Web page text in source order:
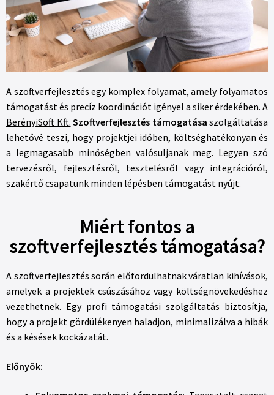
A szoftverfejlesztés egy komplex folyamat, amely folyamatos
támogatást és precíz koordinációt igényel a siker érdekében. A
BerényiSoft Kft. Szoftverfejlesztés támogatása szolgáltatása
lehetővé teszi, hogy projektjei időben, költséghatékonyan és
a legmagasabb minőségben valósuljanak meg. Legyen szó
tervezésről, fejlesztésről, tesztelésről vagy integrációról,
szakértő csapatunk minden lépésben támogatást nyújt.
Miért fontos a
szoftverfejlesztés támogatása?
A szoftverfejlesztés során előfordulhatnak váratlan kihívások,
amelyek a projektek csúszásához vagy költségnövekedéshez
vezethetnek. Egy profi támogatási szolgáltatás biztosítja,
hogy a projekt gördülékenyen haladjon, minimalizálva a hibák
és a késések kockázatát.
Előnyök: